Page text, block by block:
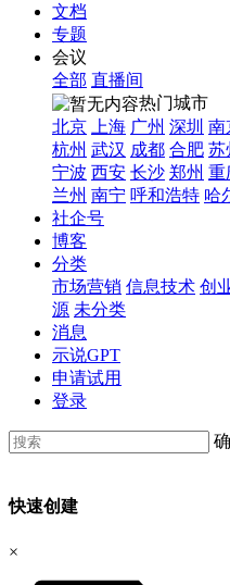
文档
专题
会议
全部 直播间
热门城市
北京
上海 广州 深圳 南
杭州 武汉 成都 合肥 苏
宁波 西安 长沙 郑州 重
兰州 南宁 呼和浩特 哈
社企号
博客
分类
市场营销 信息技术 创
源 未分类
消息
示说GPT
申请试用
登录
快速创建
×